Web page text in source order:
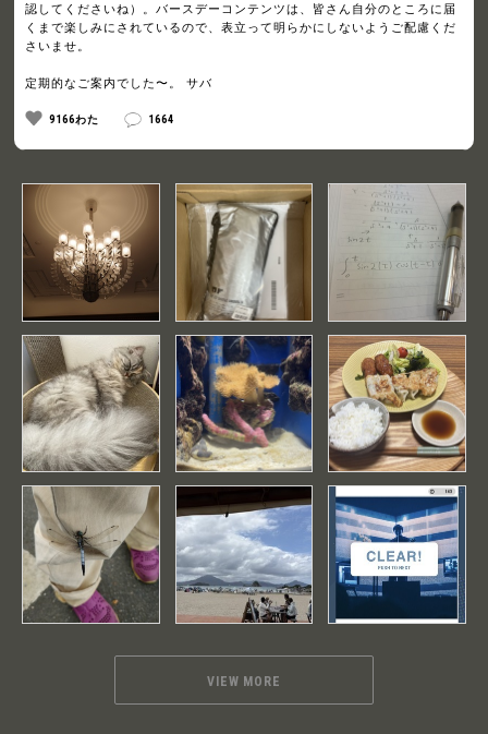
認してくださいね）。バースデーコンテンツは、皆さん自分のところに届
くまで楽しみにされているので、表立って明らかにしないようご配慮くだ
さいませ。
定期的なご案内でした〜。 サバ
9166わた 1664
VIEW MORE